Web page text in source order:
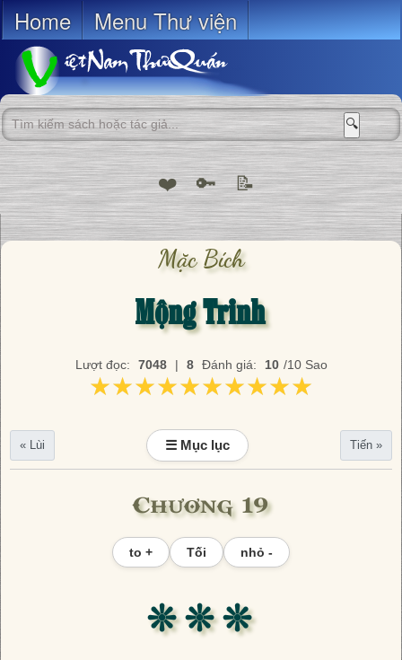
Home Menu Thư viện
🔍
❤️ 🔑 📝
Mặc Bích
Mộng Trinh
Lượt đọc: 7048 | 8 Đánh giá: 10 /10 Sao
★★★★★★★★★★
★★★★★★★★★★
« Lùi ☰ Mục lục Tiến »
Chương 19
to + Tối nhỏ -
❊ ❊ ❊